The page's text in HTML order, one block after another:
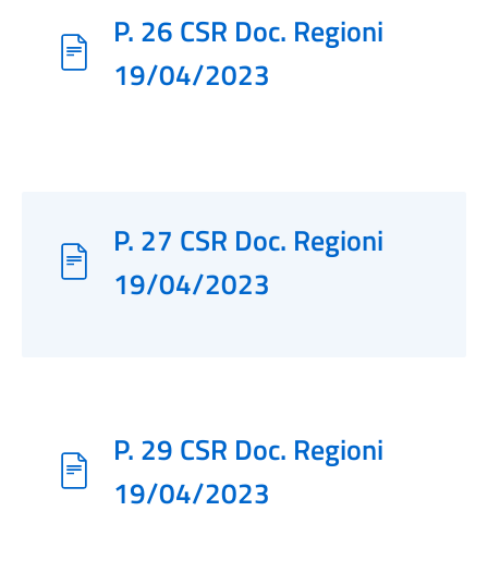
P. 26 CSR Doc. Regioni
19/04/2023
P. 27 CSR Doc. Regioni
19/04/2023
P. 29 CSR Doc. Regioni
19/04/2023